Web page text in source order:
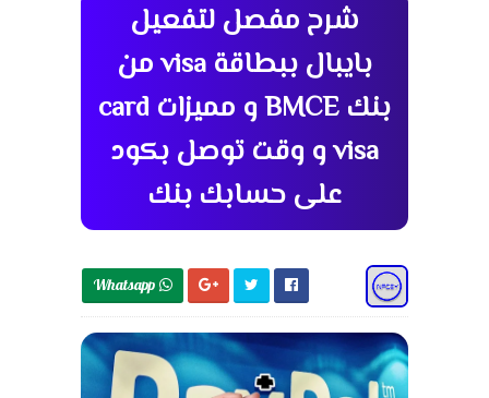
شرح مفصل لتفعيل
بايبال ببطاقة visa من
بنك BMCE و مميزات card
visa و وقت توصل بكود
على حسابك بنك
Whatsapp 